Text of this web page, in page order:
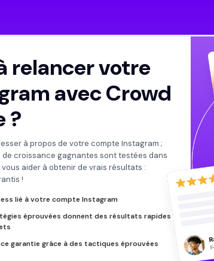
relancer votre
avec Crowd
?
à propos de votre compte Instagram ;
croissance gagnantes sont testées dans
aider à obtenir de vrais résultats :
!
lié à votre compte Instagram
éprouvées donnent des résultats rapides
garantie grâce à des tactiques éprouvées